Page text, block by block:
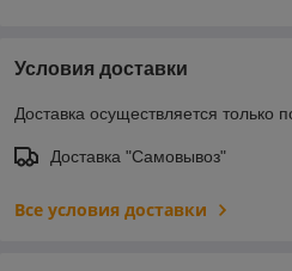
Условия доставки
Доставка осуществляется только
Доставка "Самовывоз"
Все условия доставки